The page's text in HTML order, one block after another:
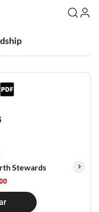
Stewards